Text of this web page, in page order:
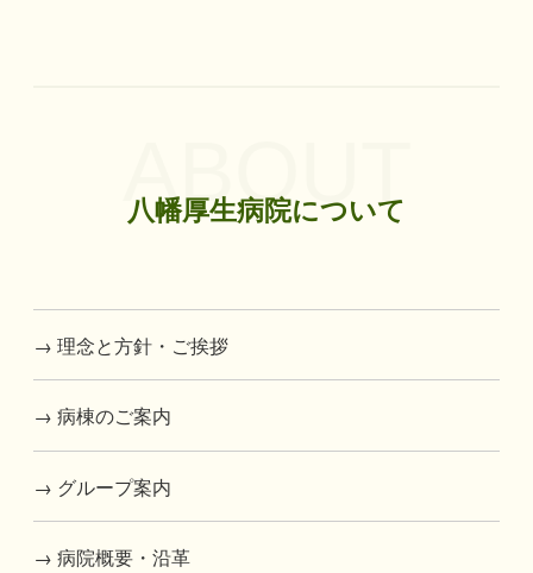
ABOUT
八幡厚生病院について
→ 理念と方針・ご挨拶
→ 病棟のご案内
→ グループ案内
→ 病院概要・沿革